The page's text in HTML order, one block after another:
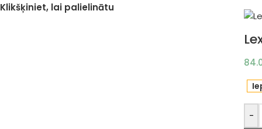
Klikšķiniet, lai palielinātu
-